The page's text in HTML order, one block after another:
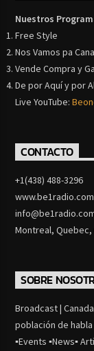
Nuestros
Free Style
Nos Vamos pa
Vende Compra y
De por Aquí y por
Live YouTube:
CONTACTO
+1(438) 488-3296
www.be1radio.com
Montreal, Quebec,
SOBRE
Broadcast |
población de
▪Events ▪News▪